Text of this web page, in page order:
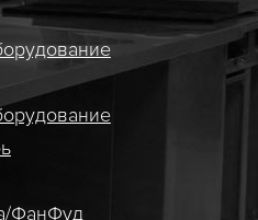
ФанФуд